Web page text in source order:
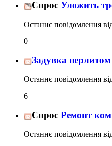
Спрос Уложить
Останнє повідомлення
0
Задувка перлитом
Останнє повідомлення
6
Спрос Ремонт
Останнє повідомлення